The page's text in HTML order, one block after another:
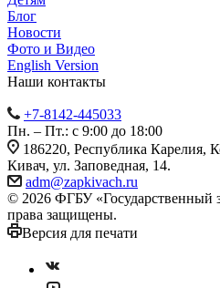
Блог
Новости
Фото и Видео
English Version
Наши контакты
+7-8142-445033
Пн. – Пт.: с 9:00 до 18:00
186220, Республика Карелия,
Кивач, ул. Заповедная, 14.
adm@zapkivach.ru
© 2026 ФГБУ «Государственный
права защищены.
Версия для печати